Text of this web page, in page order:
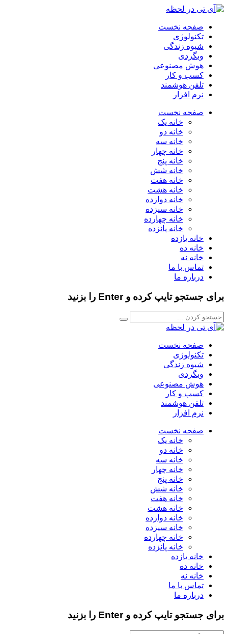
صفحه نخست
تکنولوژی
شیوه زندگی
وبگردی
هوش مصنوعی
کسب و کار
تلفن هوشمند
نرم افزار
صفحه نخست
خانه یک
خانه دو
خانه سه
خانه چهار
خانه پنج
خانه شش
خانه هفت
خانه هشت
خانه دوازده
خانه سیزده
خانه چهارده
خانه پانزده
خانه یازده
خانه ده
خانه نه
تماس با ما
درباره ما
برای جستجو تایپ کرده و Enter را بزنید
صفحه نخست
تکنولوژی
شیوه زندگی
وبگردی
هوش مصنوعی
کسب و کار
تلفن هوشمند
نرم افزار
صفحه نخست
خانه یک
خانه دو
خانه سه
خانه چهار
خانه پنج
خانه شش
خانه هفت
خانه هشت
خانه دوازده
خانه سیزده
خانه چهارده
خانه پانزده
خانه یازده
خانه ده
خانه نه
تماس با ما
درباره ما
برای جستجو تایپ کرده و Enter را بزنید